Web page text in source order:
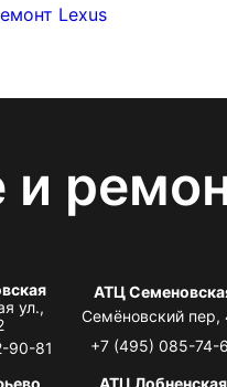
Lexus
и
ул.,
90-81
АТЦ
Семёновский пер,
+7 (495) 085-74-
АТЦ Лобненская